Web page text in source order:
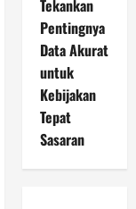
Tekankan
Pentingnya
Data Akurat
untuk
Kebijakan
Tepat
Sasaran